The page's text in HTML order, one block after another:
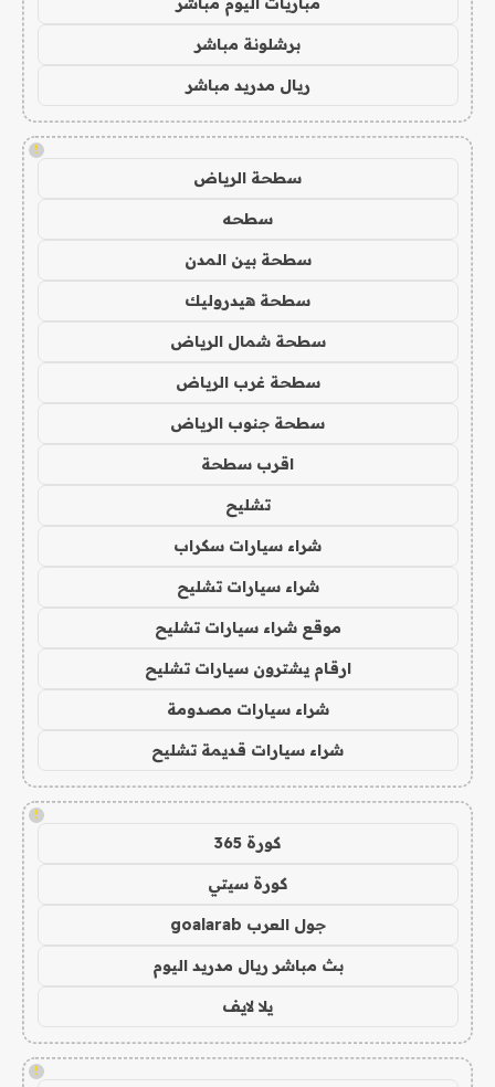
برشلونة مباشر
ريال مدريد مباشر
!
سطحة الرياض
سطحه
سطحة بين المدن
سطحة هيدروليك
سطحة شمال الرياض
سطحة غرب الرياض
سطحة جنوب الرياض
اقرب سطحة
تشليح
شراء سيارات سكراب
شراء سيارات تشليح
موقع شراء سيارات تشليح
ارقام يشترون سيارات تشليح
شراء سيارات مصدومة
شراء سيارات قديمة تشليح
!
كورة 365
كورة سيتي
جول العرب goalarab
بث مباشر ريال مدريد اليوم
يلا لايف
!